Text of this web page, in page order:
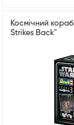
Космічний
Strikes Back"